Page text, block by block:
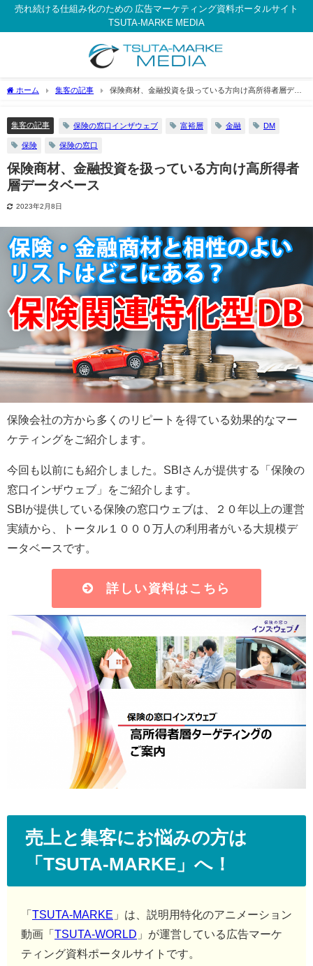
売れ続ける仕組み化のための 広告マーケティング資料ポータルサイト
TSUTA-MARKE MEDIA
ホーム 集客の記事
保険商材、金融投資を扱っている方向け高所得者層デー
集客の記事 保険の窓口インザウェブ 富裕層 金融 DM
保険 保険の窓口
保険商材、金融投資を扱っている方向け高所得者
層データベース
2023年2月8日
保険会社の方から多くのリピートを得ている効果的なマー
ケティングをご紹介します。
今回も以前にも紹介しました。SBIさんが提供する「保険の
窓口インザウェブ」をご紹介します。
SBIが提供している保険の窓口ウェブは、２０年以上の運営
実績から、トータル１０００万人の利用者がいる大規模デ
ータベースです。
詳しい資料はこちら
売上と集客にお悩みの方は
「TSUTA-MARKE」へ！
「TSUTA-MARKE 」は、説明用特化のアニメーション
動画「TSUTA-WORLD 」が運営している広告マーケ
ティング資料ポータルサイトです。